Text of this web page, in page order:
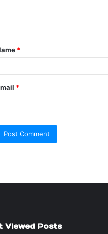
*
*
Viewed Posts